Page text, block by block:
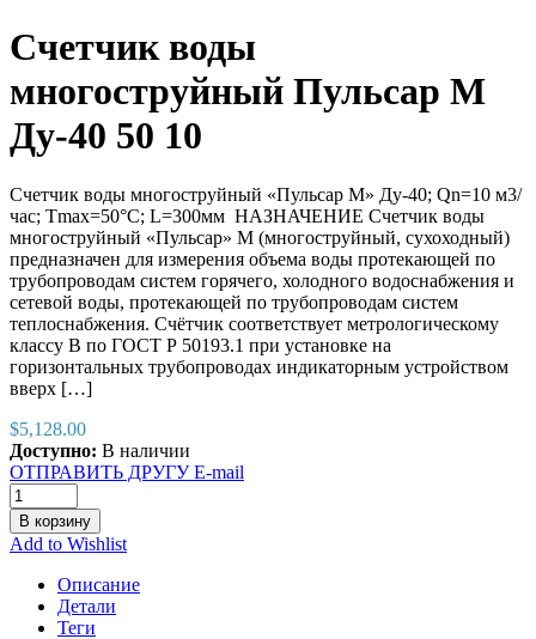
Счетчик воды
многоструйный Пульсар М
Ду-40 50 10
Счетчик воды многоструйный «Пульсар М» Ду-40; Qn=10 м3/
час; Тmax=50°С; L=300мм НАЗНАЧЕНИЕ Счетчик воды
многоструйный «Пульсар» М (многоструйный, сухоходный)
предназначен для измерения объема воды протекающей по
трубопроводам систем горячего, холодного водоснабжения и
сетевой воды, протекающей по трубопроводам систем
теплоснабжения. Счётчик соответствует метрологическому
классу В по ГОСТ Р 50193.1 при установке на
горизонтальных трубопроводах индикаторным устройством
вверх […]
$5,128.00
Доступно: В наличии
ОТПРАВИТЬ ДРУГУ E-mail
В корзину
Add to Wishlist
Описание
Детали
Теги